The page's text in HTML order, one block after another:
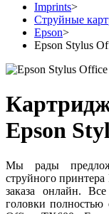
Imprints>
Струйные
Epson>
Epson Stylus
Epson
Мы рады
струйного
заказа онлайн.
головки